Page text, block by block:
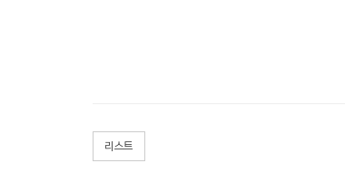
리스트